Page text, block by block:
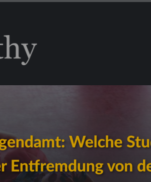
Welche
Entfremdung von